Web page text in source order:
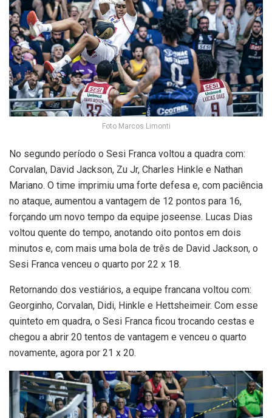
Foto Marcos Limonti
No segundo período o Sesi Franca voltou a quadra com:
Corvalan, David Jackson, Zu Jr, Charles Hinkle e Nathan
Mariano. O time imprimiu uma forte defesa e, com paciência
no ataque, aumentou a vantagem de 12 pontos para 16,
forçando um novo tempo da equipe joseense. Lucas Dias
voltou quente do tempo, anotando oito pontos em dois
minutos e, com mais uma bola de três de David Jackson, o
Sesi Franca venceu o quarto por 22 x 18.
Retornando dos vestiários, a equipe francana voltou com:
Georginho, Corvalan, Didi, Hinkle e Hettsheimeir. Com esse
quinteto em quadra, o Sesi Franca ficou trocando cestas e
chegou a abrir 20 tentos de vantagem e venceu o quarto
novamente, agora por 21 x 20.